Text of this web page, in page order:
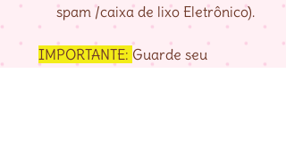
spam /caixa de lixo Eletrônico).
IMPORTANTE: Guarde seu